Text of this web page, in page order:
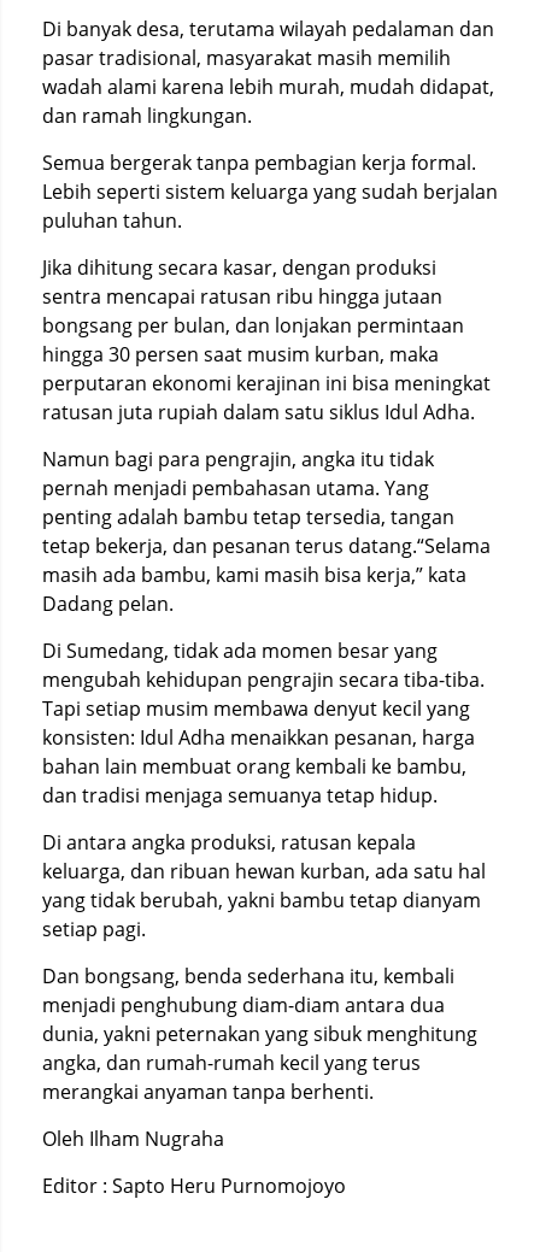
Di banyak desa, terutama wilayah pedalaman dan
pasar tradisional, masyarakat masih memilih
wadah alami karena lebih murah, mudah didapat,
dan ramah lingkungan.
Semua bergerak tanpa pembagian kerja formal.
Lebih seperti sistem keluarga yang sudah berjalan
puluhan tahun.
Jika dihitung secara kasar, dengan produksi
sentra mencapai ratusan ribu hingga jutaan
bongsang per bulan, dan lonjakan permintaan
hingga 30 persen saat musim kurban, maka
perputaran ekonomi kerajinan ini bisa meningkat
ratusan juta rupiah dalam satu siklus Idul Adha.
Namun bagi para pengrajin, angka itu tidak
pernah menjadi pembahasan utama. Yang
penting adalah bambu tetap tersedia, tangan
tetap bekerja, dan pesanan terus datang.“Selama
masih ada bambu, kami masih bisa kerja,” kata
Dadang pelan.
Di Sumedang, tidak ada momen besar yang
mengubah kehidupan pengrajin secara tiba-tiba.
Tapi setiap musim membawa denyut kecil yang
konsisten: Idul Adha menaikkan pesanan, harga
bahan lain membuat orang kembali ke bambu,
dan tradisi menjaga semuanya tetap hidup.
Di antara angka produksi, ratusan kepala
keluarga, dan ribuan hewan kurban, ada satu hal
yang tidak berubah, yakni bambu tetap dianyam
setiap pagi.
Dan bongsang, benda sederhana itu, kembali
menjadi penghubung diam-diam antara dua
dunia, yakni peternakan yang sibuk menghitung
angka, dan rumah-rumah kecil yang terus
merangkai anyaman tanpa berhenti.
Oleh Ilham Nugraha
Editor : Sapto Heru Purnomojoyo